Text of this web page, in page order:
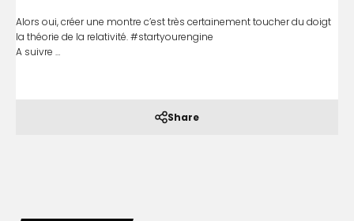
Alors oui, créer une montre c’est très certainement toucher du doigt
la théorie de la relativité. #startyourengine
A suivre …
Share